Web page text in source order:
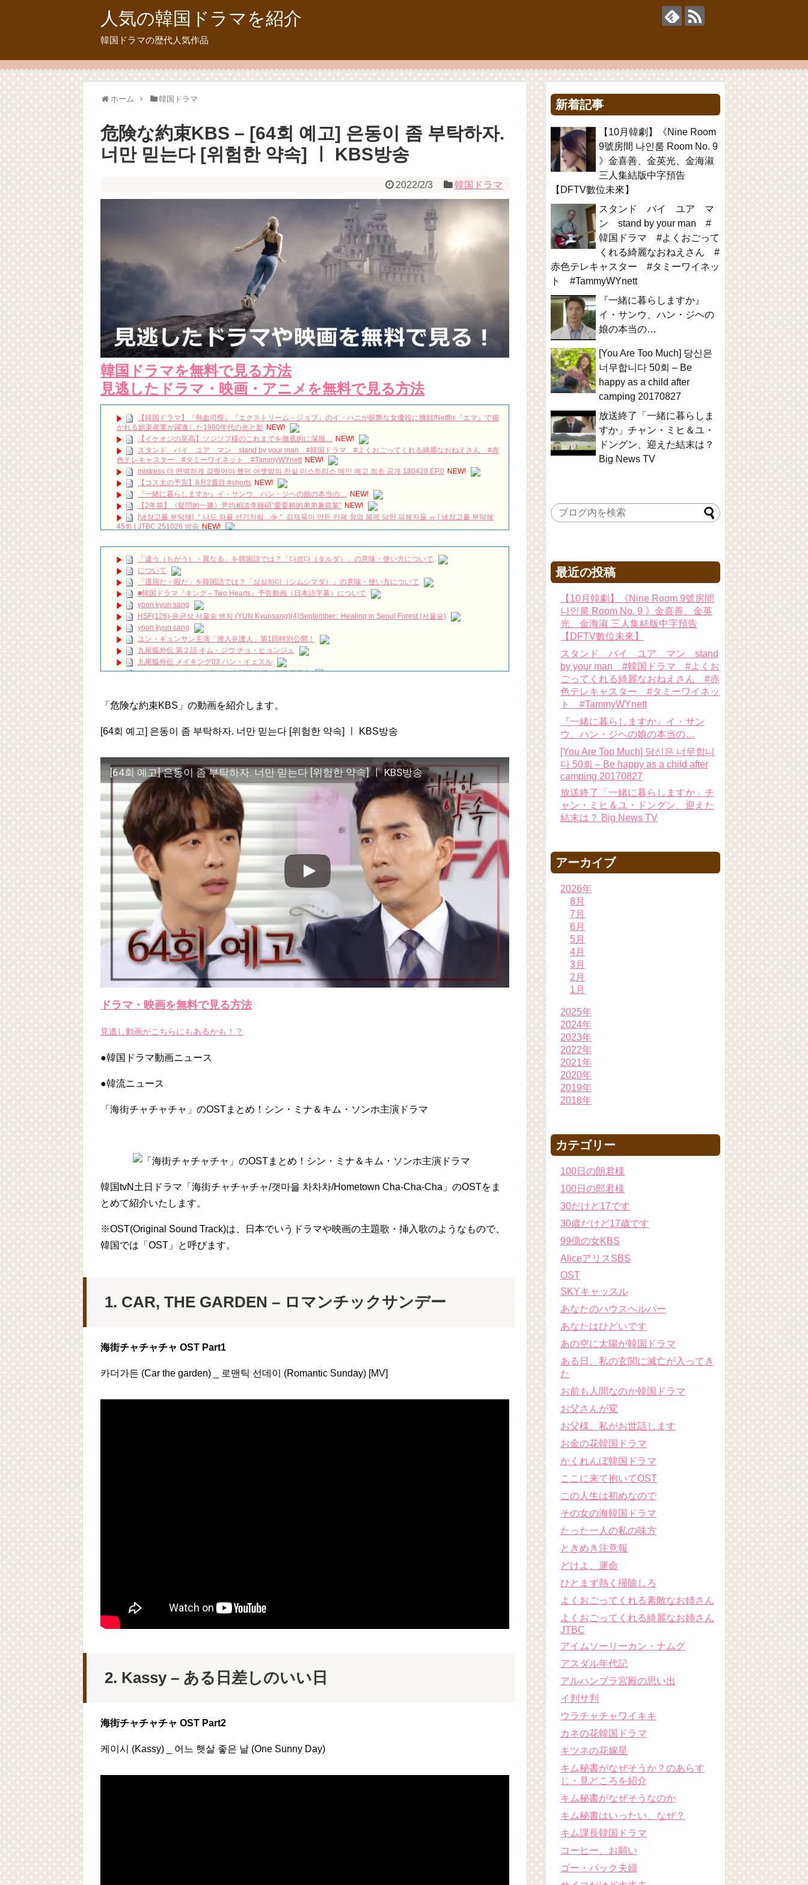
人気の韓国ドラマを紹介
韓国ドラマの歴代人気作品
ホーム 韓国ドラマ
危険な約束KBS – [64회 예고] 은동이 좀 부탁하자.
너만 믿는다 [위험한 약속] ㅣ KBS방송
2022/2/3 韓国ドラマ
韓国ドラマを無料で見る方法
見逃したドラマ・映画・アニメを無料で見る方法
【韓国ドラマ】『熱血司祭』『エクストリーム・ジョブ』のイ・ハニが妖艶な女優役に挑戦!Netflix『エマ』で描
かれる娯楽産業が躍進した1980年代の光と影 NEW!
【イケオジの至高】ソジソプ様のこれまでを徹底的に深堀…
NEW!
スタンド バイ ユア マン stand by your man #韓国ドラマ #よくおごってくれる綺麗なおねえさん #赤
色テレキャスター #タミーワイネット #TammyWYnett NEW!
mistress 더 완벽하게 감췄어야 했던 어젯밤의 진실 미스트리스 메인 예고 최초 공개 180428 EP.0 NEW!
【コス太の予言】8月2週目 #shorts NEW!
『一緒に暮らしますか』イ・サンウ、ハン・ジヘの娘の本当の…
NEW!
【2年前】《疑問的一勝》尹均相談李鍾碩“愛耍賴的弟弟兼前輩” NEW!
[냉장고를 부탁해] ＂나도 와플 선기처럼…☕＂ 김재욱이 만든 카페 창업 붐에 당한 피해자들 ㅠ | 냉장고를 부탁해
45회 | JTBC 251026 방송 NEW!
#정은채 #jungeunchae #return #geumnara #리턴 #금나라 NEW!
俳優ソン・ジェリム、遺体で発見…「太陽を抱く月」など多くの作品に出演 NEW!
放送終了「一緒に暮らしますか」チャン・ミヒ＆ユ・ドングン、迎えた結末は？ Big News TV
ハン・ヘジン 한혜진 – (선공개) 강남 3대 얼짱 출신 &#39;한혜진 언니&#39; (ft. 도여니의 학창시절) | 편 먹고 갈래
요? 밥블레스유 2 bobblessyou2 EP.18
ソン・ヘギョ – ソンヘギョ キスまとめ
ハン・ヘジン 한혜진 – Still We (여전히 우리는)
한가인 –
「ライフ・ オン・ マーズ」2019年11月2日TSUTAYAにて先行レンタル開始！
(ENG SUB) Behind The Scene Hyun Bin 현빈❤️ 손예진 Son Ye Jin-Crash Landing On You/ヒョンビン❤️ソンイ
ェジン / エンジョイ❕
ユン・ギュンサン、番組にも登場した愛猫が急死…イ・ソンギョンら同僚芸能人から慰めの言葉が続々 – Taka
Powered by livedoor 相互RSS
「違う（ちがう）・異なる」を韓国語では？「다르다（タルダ）」の意味・使い方について
について
「退屈だ・暇だ」を韓国語では？「심심하다（シムシマダ）」の意味・使い方について
■韓国ドラマ『キング～Two Hearts』予告動画（日本語字幕）について
yoon kyun sang
HSF(126)-윤균상 서울숲 벤치 (YUN Kyunsang)(4)September:: Healing in Seoul Forest (서울숲)
yoon kyun sang
ユン・ギュンサン主演「潜入弁護人」第1回特別公開！
九尾狐外伝 第２話 キム・ジウ チョ・ヒョンジェ
九尾狐外伝 メイキング03 ハン・イェスル
チョ・ヒョンジェ 조현재 九尾狐外伝 制作発表会
(11/26)
キム・ユジョン、美しいセルフショットで近況を伝える“会いたいでしょ？” Big News TV
YUCHUN ♥ LOVE 15 「成均館 5話」
[Fan MV]七日の王妃(7일의 왕비)OST – 정기고 (Junggigo) – 그리고 그려도 (Miss You In My Heart)
俳優カン・ギヨン、突然の熱愛宣言…「キム秘書がなぜそうか」出演で話題 Big News TV
Powered by livedoor 相互RSS
「危険な約束KBS」の動画を紹介します。
[64회 예고] 은동이 좀 부탁하자. 너만 믿는다 [위험한 약속] ㅣ KBS방송
[64회 예고] 은동이 좀 부탁하자. 너만 믿는다 [위험한 약속] ㅣ KBS방송
ドラマ・映画を無料で見る方法
見逃し動画がこちらにもあるかも！？
●韓国ドラマ動画ニュース
●韓流ニュース
「海街チャチャチャ」のOSTまとめ！シン・ミナ＆キム・ソンホ主演ドラマ
韓国tvN土日ドラマ「海街チャチャチャ/갯마을 차차차/Hometown Cha-Cha-Cha」のOSTをま
とめて紹介いたします。
※OST(Original Sound Track)は、日本でいうドラマや映画の主題歌・挿入歌のようなもので、
韓国では「OST」と呼びます。
1. CAR, THE GARDEN – ロマンチックサンデー
海街チャチャチャ OST Part1
카더가든 (Car the garden) _ 로맨틱 선데이 (Romantic Sunday) [MV]
2. Kassy – ある日差しのいい日
海街チャチャチャ OST Part2
케이시 (Kassy) _ 어느 햇살 좋은 날 (One Sunny Day)
新着記事
【10月韓劇】《Nine Room
9號房間 나인룸 Room No. 9
》金喜善、金英光、金海淑
三人集結版中字預告
【DFTV數位未來】
スタンド バイ ユア マ
ン stand by your man #
韓国ドラマ #よくおごって
くれる綺麗なおねえさん #
赤色テレキャスター #タミーワイネッ
ト #TammyWYnett
『一緒に暮らしますか』
イ・サンウ、ハン・ジヘの
娘の本当の…
[You Are Too Much] 당신은
너무합니다 50회 – Be
happy as a child after
camping 20170827
放送終了「一緒に暮らしま
すか」チャン・ミヒ＆ユ・
ドングン、迎えた結末は？
Big News TV
最近の投稿
【10月韓劇】《Nine Room 9號房間
나인룸 Room No. 9 》金喜善、金英
光、金海淑 三人集結版中字預告
【DFTV數位未來】
スタンド バイ ユア マン stand
by your man #韓国ドラマ #よくお
ごってくれる綺麗なおねえさん #赤
色テレキャスター #タミーワイネッ
ト #TammyWYnett
『一緒に暮らしますか』イ・サン
ウ、ハン・ジヘの娘の本当の…
[You Are Too Much] 당신은 너무합니
다 50회 – Be happy as a child after
camping 20170827
放送終了「一緒に暮らしますか」チ
ャン・ミヒ＆ユ・ドングン、迎えた
結末は？ Big News TV
アーカイブ
2026年
8月
7月
6月
5月
4月
3月
2月
1月
2025年
2024年
2023年
2022年
2021年
2020年
2019年
2018年
カテゴリー
100日の朗君様
100日の郎君様
30だけど17です
30歳だけど17歳です
99億の女KBS
AliceアリスSBS
OST
SKYキャッスル
あなたのハウスヘルパー
あなたはひどいです
あの空に太陽が韓国ドラマ
ある日、私の玄関に滅亡が入ってき
た
お前も人間なのか韓国ドラマ
お父さんが変
お父様、私がお世話します
お金の花韓国ドラマ
かくれんぼ韓国ドラマ
ここに来て抱いてOST
この人生は初めなので
その女の海韓国ドラマ
たった一人の私の味方
ときめき注意報
どけよ、運命
ひとまず熱く掃除しろ
よくおごってくれる素敵なお姉さん
よくおごってくれる綺麗なお姉さん
JTBC
アイムソーリーカン・ナムグ
アスダル年代記
アルハンブラ宮殿の思い出
イ判サ判
ウラチャチャワイキキ
カネの花韓国ドラマ
キツネの花嫁星
キム秘書がなぜそうか？のあらす
じ・見どころを紹介
キム秘書がなぜそうなのか
キム秘書はいったい、なぜ？
キム課長韓国ドラマ
コーヒー、お願い
ゴー・バック夫婦